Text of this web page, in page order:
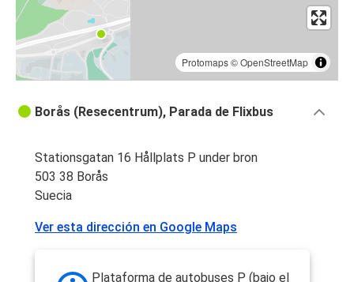
Protomaps©OpenStreetMap
Borås (Resecentrum), Parada de Flixbus
Stationsgatan 16 Hållplats P under bron
503 38 Borås
Suecia
Ver esta dirección en Google Maps
Plataforma de autobuses P (bajo el